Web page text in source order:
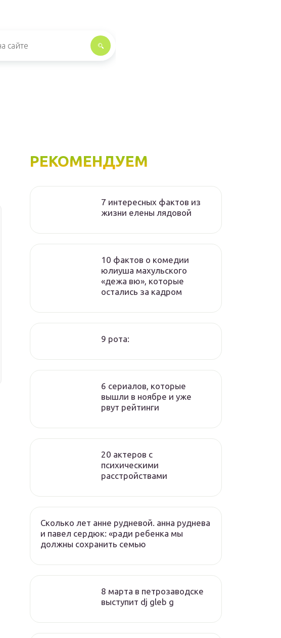
РЕКОМЕНДУЕМ
7 интересных фактов из
жизни елены лядовой
10 фактов о комедии
юлиуша махульского
«дежа вю», которые
остались за кадром
9 рота:
6 сериалов, которые
вышли в ноябре и уже
рвут рейтинги
20 актеров с
психическими
расстройствами
Сколько лет анне рудневой. анна руднева
и павел сердюк: «ради ребенка мы
должны сохранить семью
8 марта в петрозаводске
выступит dj gleb g